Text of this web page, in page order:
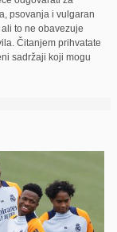
psovanja i vulgaran
to ne obavezuje
Čitanjem prihvatate
sadržaji koji mogu